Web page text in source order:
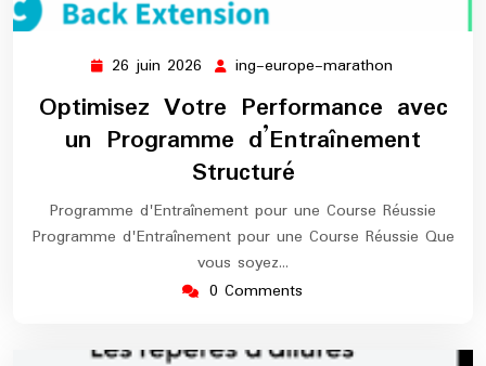
26 juin 2026 26
2026
ing-europe-marathon
marathon
Optimisez Votre Performance avec
un Programme d’Entraînement
Structuré
Programme d'Entraînement pour une Course Réussie
Programme d'Entraînement pour une Course Réussie Que
vous soyez…
0 Comments